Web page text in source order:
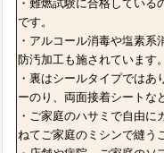
です。
・アルコール消毒や塩素
防汚加工も施されています。
・裏はシールタイプでは
ーのり、両面接着シートな
・ご家庭のハサミで自由
ねてご家庭のミシンで縫う